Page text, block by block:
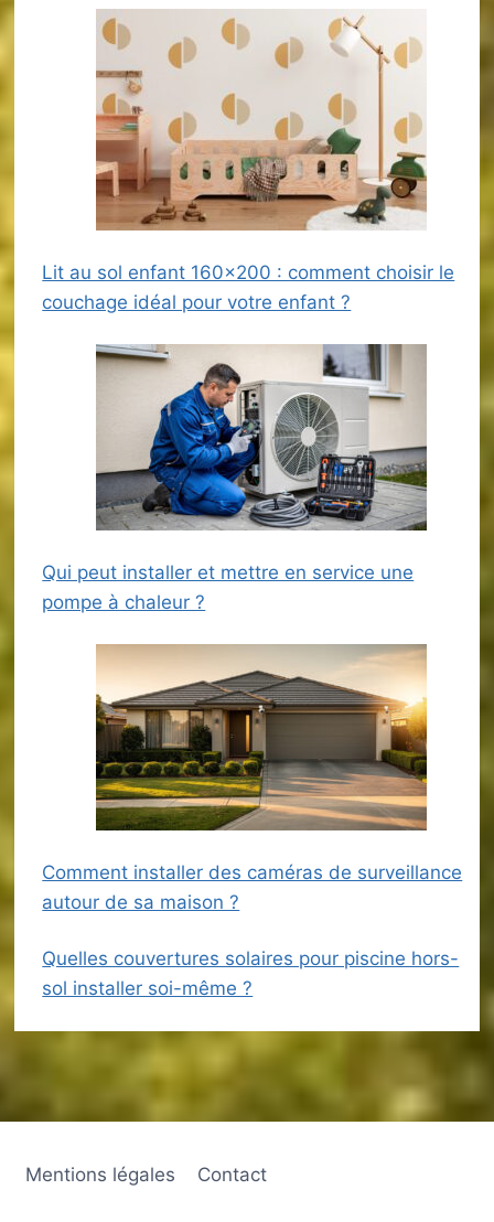
Lit au sol enfant 160×200 : comment choisir le
couchage idéal pour votre enfant ?
Qui peut installer et mettre en service une
pompe à chaleur ?
Comment installer des caméras de surveillance
autour de sa maison ?
Quelles couvertures solaires pour piscine hors-
sol installer soi-même ?
Mentions légales Contact